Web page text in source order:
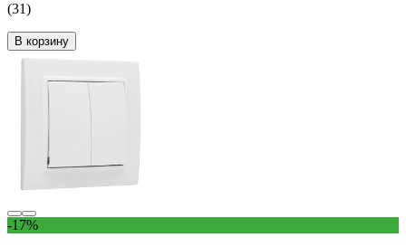
(31)
В корзину
-17%